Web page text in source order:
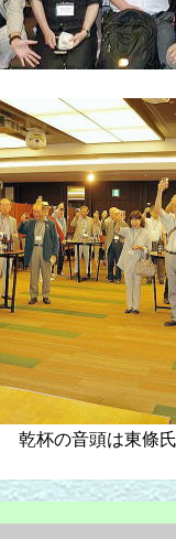
乾杯の音頭は東條氏